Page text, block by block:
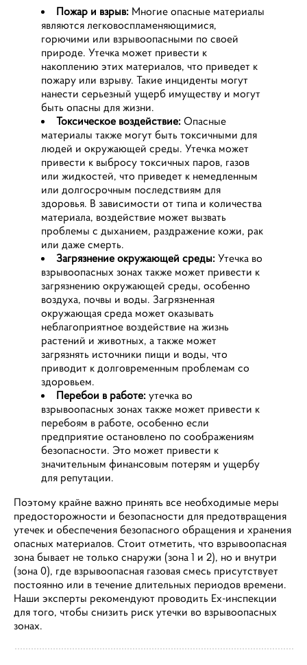
Пожар и взрыв: Многие опасные материалы
являются легковоспламеняющимися,
горючими или взрывоопасными по своей
природе. Утечка может привести к
накоплению этих материалов, что приведет к
пожару или взрыву. Такие инциденты могут
нанести серьезный ущерб имуществу и могут
быть опасны для жизни.
Токсическое воздействие: Опасные
материалы также могут быть токсичными для
людей и окружающей среды. Утечка может
привести к выбросу токсичных паров, газов
или жидкостей, что приведет к немедленным
или долгосрочным последствиям для
здоровья. В зависимости от типа и количества
материала, воздействие может вызвать
проблемы с дыханием, раздражение кожи, рак
или даже смерть.
Загрязнение окружающей среды: Утечка во
взрывоопасных зонах также может привести к
загрязнению окружающей среды, особенно
воздуха, почвы и воды. Загрязненная
окружающая среда может оказывать
неблагоприятное воздействие на жизнь
растений и животных, а также может
загрязнять источники пищи и воды, что
приводит к долговременным проблемам со
здоровьем.
Перебои в работе: утечка во
взрывоопасных зонах также может привести к
перебоям в работе, особенно если
предприятие остановлено по соображениям
безопасности. Это может привести к
значительным финансовым потерям и ущербу
для репутации.
Поэтому крайне важно принять все необходимые меры
предосторожности и безопасности для предотвращения
утечек и обеспечения безопасного обращения и хранения
опасных материалов. Стоит отметить, что взрывоопасная
зона бывает не только снаружи (зона 1 и 2), но и внутри
(зона 0), где взрывоопасная газовая смесь присутствует
постоянно или в течение длительных периодов времени.
Наши эксперты рекомендуют проводить Ex-инспекции
для того, чтобы снизить риск утечки во взрывоопасных
зонах.